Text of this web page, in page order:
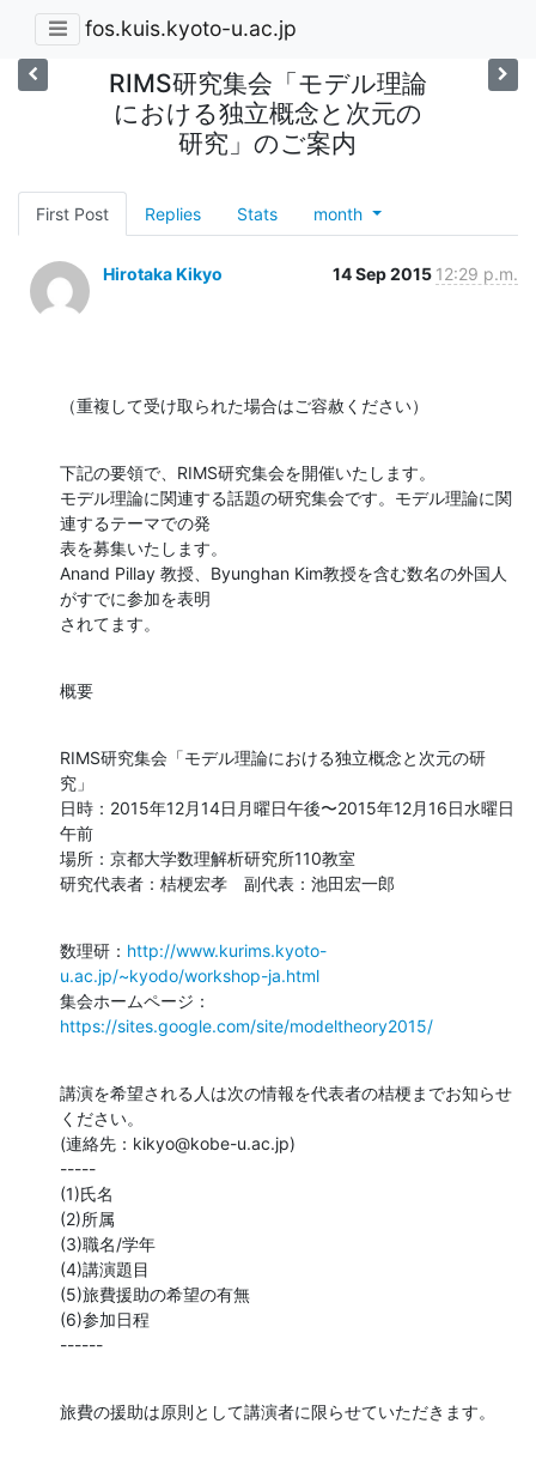
fos.kuis.kyoto-u.ac.jp
RIMS研究集会「モデル理論
における独立概念と次元の
研究」のご案内
First Post Replies Stats month
Hirotaka Kikyo 14 Sep 2015 12:29 p.m.
（重複して受け取られた場合はご容赦ください）
下記の要領で、RIMS研究集会を開催いたします。
モデル理論に関連する話題の研究集会です。モデル理論に関
連するテーマでの発
表を募集いたします。
Anand Pillay 教授、Byunghan Kim教授を含む数名の外国人
がすでに参加を表明
されてます。
概要
RIMS研究集会「モデル理論における独立概念と次元の研
究」
日時：2015年12月14日月曜日午後〜2015年12月16日水曜日
午前
場所：京都大学数理解析研究所110教室
研究代表者：桔梗宏孝　副代表：池田宏一郎
数理研： http://www.kurims.kyoto-
u.ac.jp/~kyodo/workshop-ja.html
集会ホームページ：
https://sites.google.com/site/modeltheory2015/
講演を希望される人は次の情報を代表者の桔梗までお知らせ
ください。
(連絡先：kikyo@kobe-u.ac.jp)
-----
(1)氏名
(2)所属
(3)職名/学年
(4)講演題目
(5)旅費援助の希望の有無
(6)参加日程
------
旅費の援助は原則として講演者に限らせていただきます。